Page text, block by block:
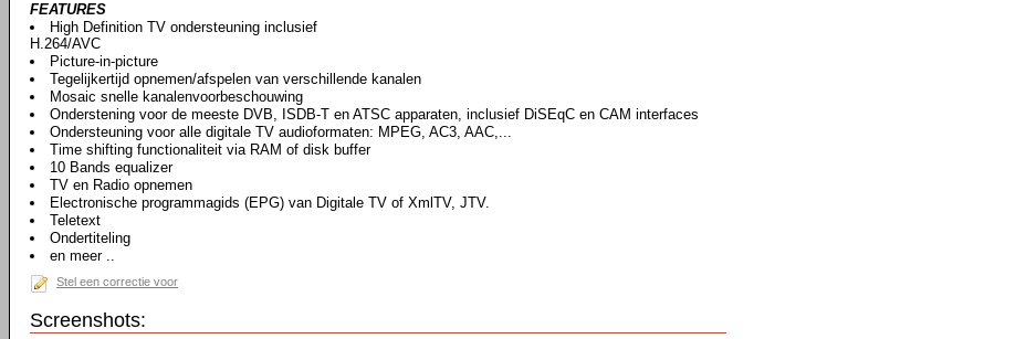
FEATURES
High Definition TV ondersteuning inclusief
H.264/AVC
Picture-in-picture
Tegelijkertijd opnemen/afspelen van verschillende kanalen
Mosaic snelle kanalenvoorbeschouwing
Onderstening voor de meeste DVB, ISDB-T en ATSC apparaten, inclusief DiSEqC en CAM interfaces
Ondersteuning voor alle digitale TV audioformaten: MPEG, AC3, AAC,...
Time shifting functionaliteit via RAM of disk buffer
10 Bands equalizer
TV en Radio opnemen
Electronische programmagids (EPG) van Digitale TV of XmlTV, JTV.
Teletext
Ondertiteling
en meer ..
Stel een correctie voor
Screenshots: